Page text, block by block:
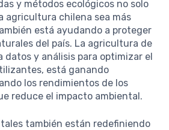
y métodos ecológicos no solo
agricultura chilena sea más
está ayudando a proteger
del país. La agricultura de
datos y análisis para optimizar el
está ganando
los rendimientos de los
reduce el impacto ambiental.
también están redefiniendo